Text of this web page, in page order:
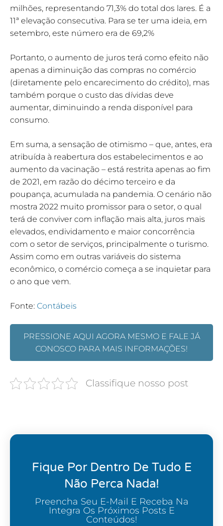
milhões, representando 71,3% do total dos lares. É a
11ª elevação consecutiva. Para se ter uma ideia, em
setembro, este número era de 69,2%
Portanto, o aumento de juros terá como efeito não
apenas a diminuição das compras no comércio
(diretamente pelo encarecimento do crédito), mas
também porque o custo das dívidas deve
aumentar, diminuindo a renda disponível para
consumo.
Em suma, a sensação de otimismo – que, antes, era
atribuída à reabertura dos estabelecimentos e ao
aumento da vacinação – está restrita apenas ao fim
de 2021, em razão do décimo terceiro e da
poupança, acumulada na pandemia. O cenário não
mostra 2022 muito promissor para o setor, o qual
terá de conviver com inflação mais alta, juros mais
elevados, endividamento e maior concorrência
com o setor de serviços, principalmente o turismo.
Assim como em outras variáveis do sistema
econômico, o comércio começa a se inquietar para
o ano que vem.
Fonte: Contábeis
PRESSIONE AQUI AGORA MESMO E FALE JÁ
CONOSCO PARA MAIS INFORMAÇÕES!
Classifique nosso post
Fique Por Dentro De Tudo E
Não Perca Nada!
Preencha Seu E-Mail E Receba Na
Integra Os Próximos Posts E
Conteúdos!